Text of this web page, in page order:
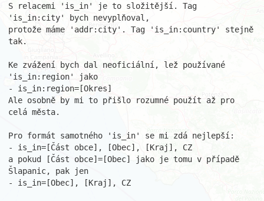
S relacemi 'is_in' je to složitější. Tag
'is_in:city' bych nevyplňoval,
protože máme 'addr:city'. Tag 'is_in:country' stejně
tak.
Ke zvážení bych dal neoficiální, lež používané
'is_in:region' jako
- is_in:region=[Okres]
Ale osobně by mi to přišlo rozumné použít až pro
celá města.
Pro formát samotného 'is_in' se mi zdá nejlepší:
- is_in=[Část obce], [Obec], [Kraj], CZ
a pokud [Část obce]=[Obec] jako je tomu v případě
Šlapanic, pak jen
- is_in=[Obec], [Kraj], CZ